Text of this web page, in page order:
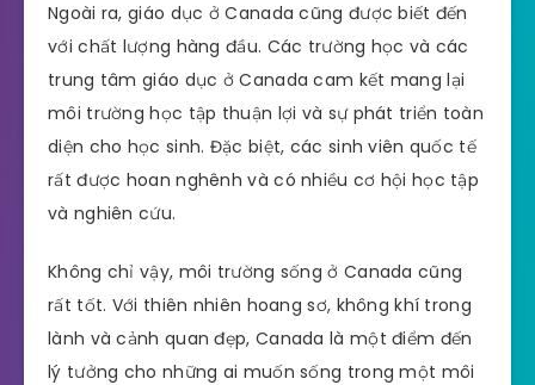
Ngoài ra, giáo dục ở Canada cũng được biết đến
với chất lượng hàng đầu. Các trường học và các
trung tâm giáo dục ở Canada cam kết mang lại
môi trường học tập thuận lợi và sự phát triển toàn
diện cho học sinh. Đặc biệt, các sinh viên quốc tế
rất được hoan nghênh và có nhiều cơ hội học tập
và nghiên cứu.
Không chỉ vậy, môi trường sống ở Canada cũng
rất tốt. Với thiên nhiên hoang sơ, không khí trong
lành và cảnh quan đẹp, Canada là một điểm đến
lý tưởng cho những ai muốn sống trong một môi